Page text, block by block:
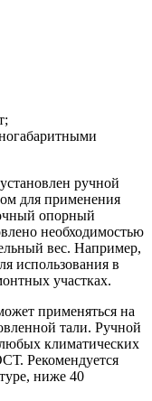
ручной
для применения
опорный
необходимостью
вес. Например,
использования в
участках.
применяться на
тали. Ручной
климатических
Рекомендуется
ниже 40